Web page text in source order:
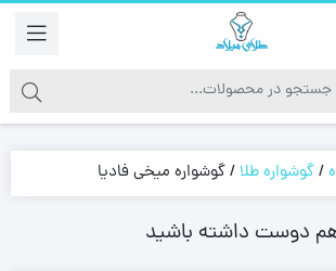
/گوشواره طلا/گوشواره میخی فادیا
هم دوست داشته باشید